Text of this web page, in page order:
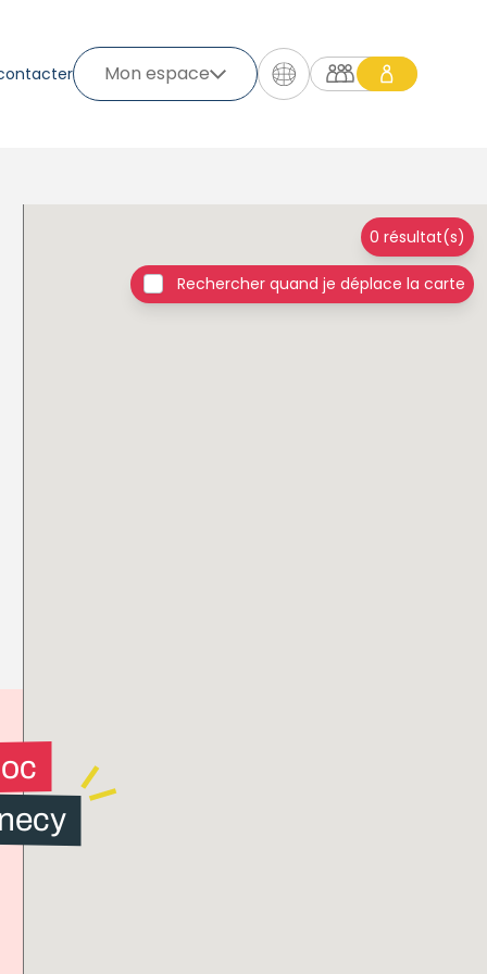
Mon espace
0 résultat(s)
Rechercher quand je déplace la carte